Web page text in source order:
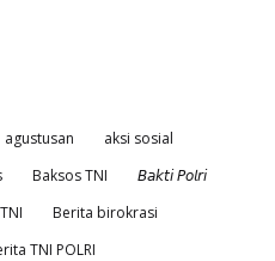
agustusan
aksi sosial
Baksos TNI
𝘉𝘢𝘬𝘵𝘪 𝘗𝘰𝘭𝘳𝘪
Berita birokrasi
TNI POLRI